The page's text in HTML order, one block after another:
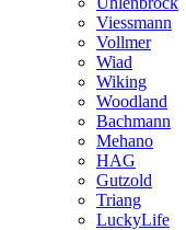
Viessmann
Vollmer
Wiad
Wiking
Woodland
Bachmann
Mehano
HAG
Gutzold
Triang
LuckyLife